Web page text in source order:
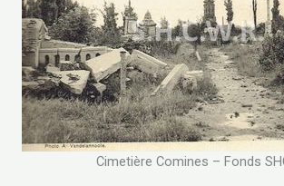
Cimetière Comines – Fonds